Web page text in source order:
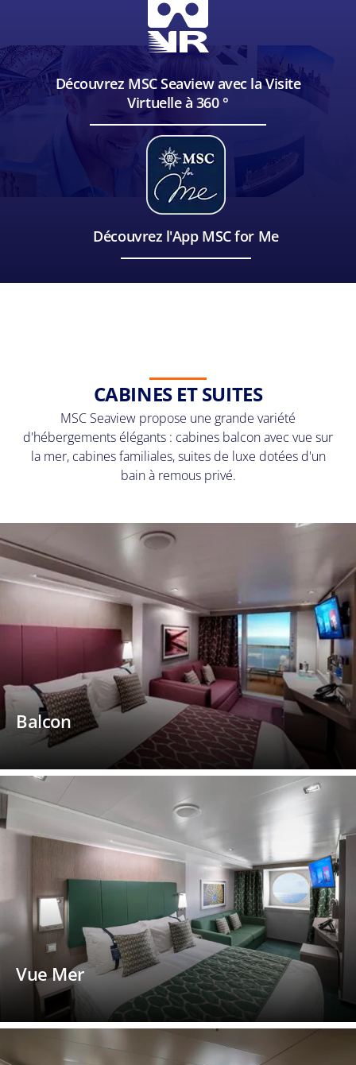
Découvrez MSC Seaview avec la Visite
Virtuelle à 360 °
Découvrez l'App MSC for Me
CABINES ET SUITES
MSC Seaview propose une grande variété
d'hébergements élégants : cabines balcon avec vue sur
la mer, cabines familiales, suites de luxe dotées d'un
bain à remous privé.
Balcon
Vue Mer